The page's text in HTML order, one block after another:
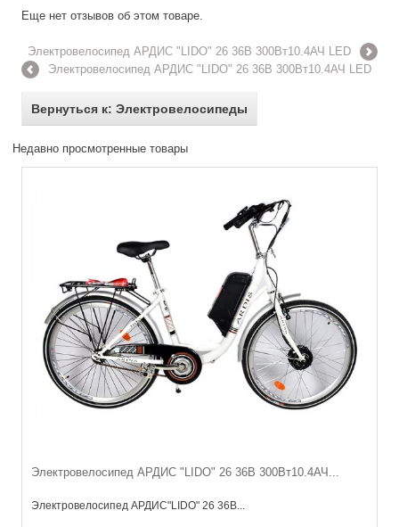
Еще нет отзывов об этом товаре.
Электровелосипед АРДИС "LIDO" 26 36В 300Вт10.4АЧ LED
Электровелосипед АРДИС "LIDO" 26 36В 300Вт10.4АЧ LED
Вернуться к: Электровелосипеды
Недавно просмотренные товары
Электровелосипед АРДИС "LIDO" 26 36В 300Вт10.4АЧ...
Электровелосипед АРДИС"LIDO" 26 36В...